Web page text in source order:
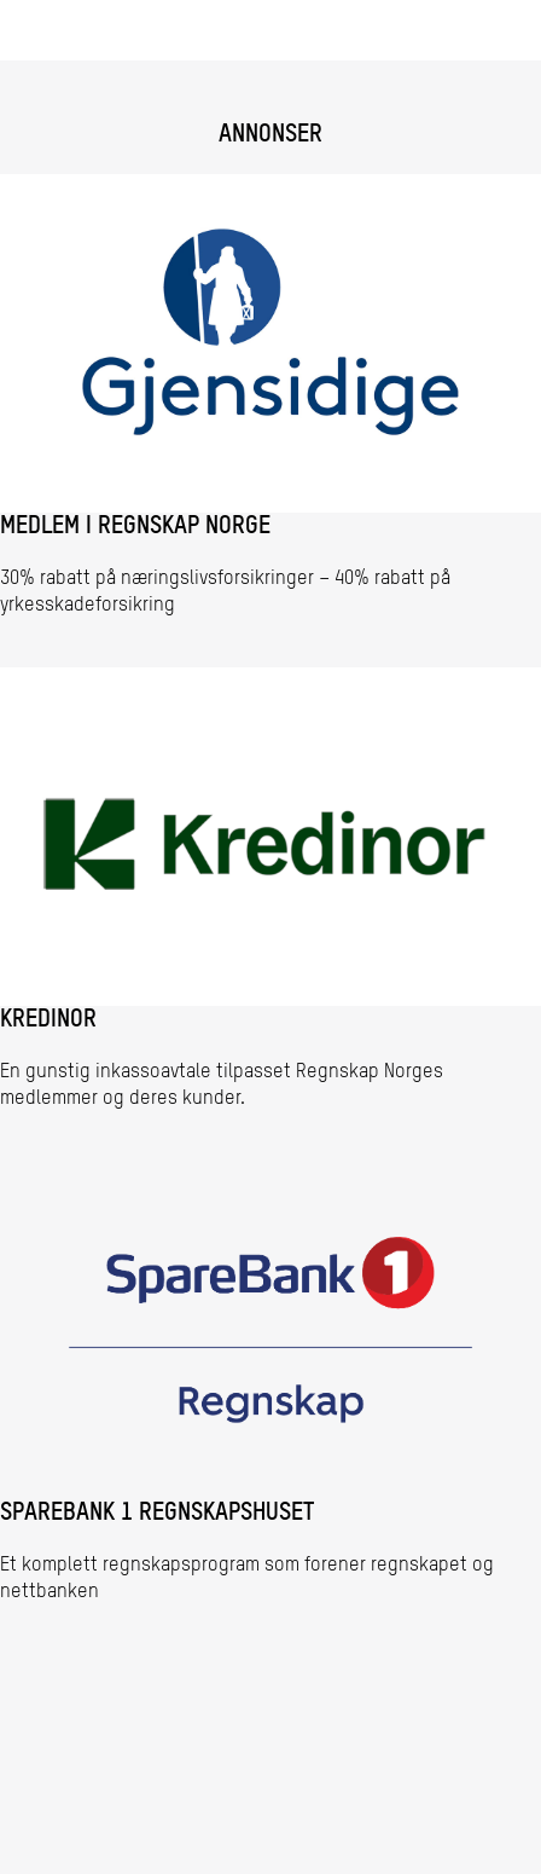
ANNONSER
MEDLEM I REGNSKAP NORGE
30% rabatt på næringslivsforsikringer – 40% rabatt på
yrkesskadeforsikring
KREDINOR
En gunstig inkassoavtale tilpasset Regnskap Norges
medlemmer og deres kunder.
SPAREBANK 1 REGNSKAPSHUSET
Et komplett regnskapsprogram som forener regnskapet og
nettbanken